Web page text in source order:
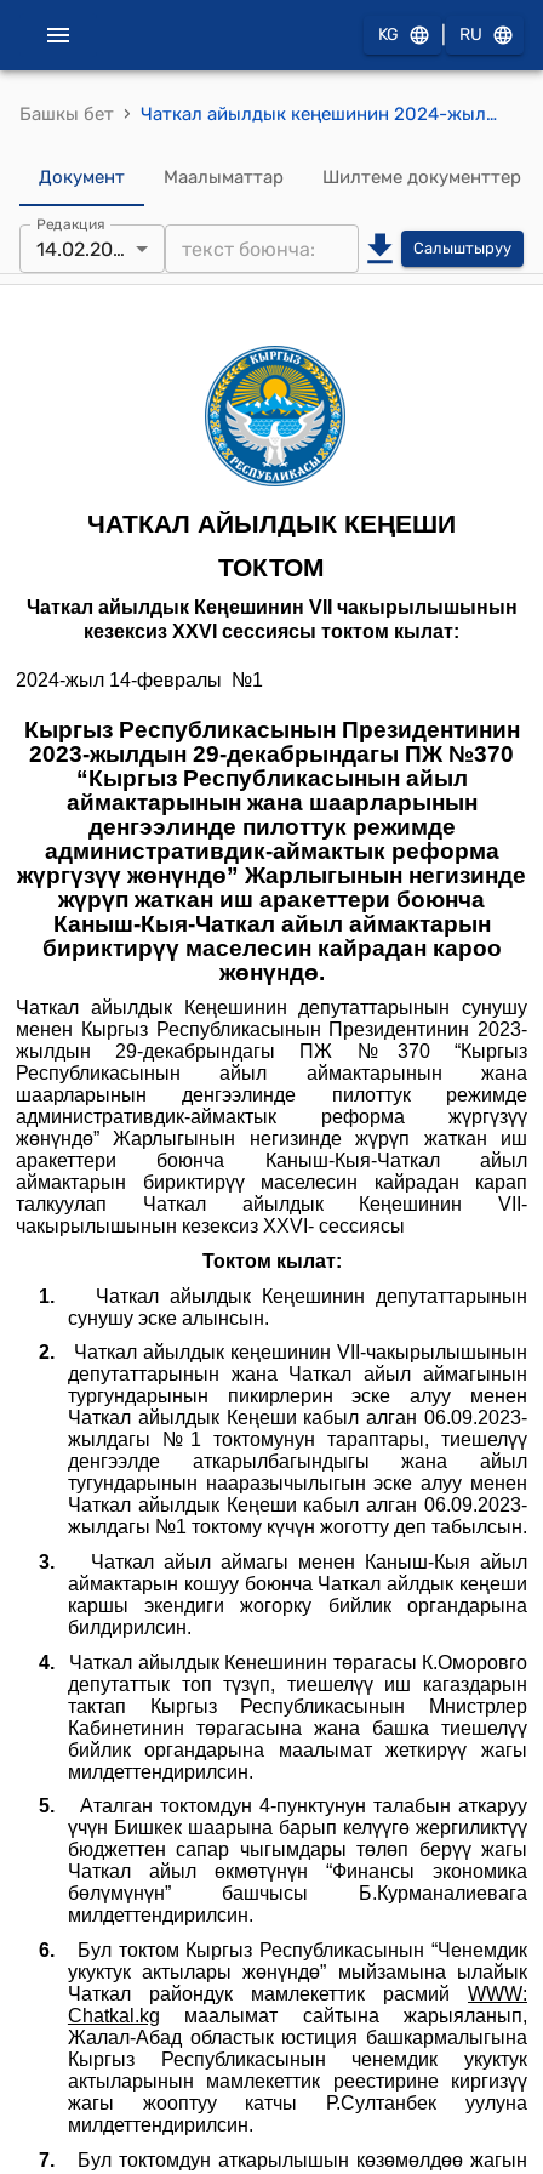
KG RU
Башкы бет › Чаткал айылдык кеңешинин 2024-жылынын 14-февралындагы №1 "Кыргыз Республикасынын Президентинин 2023-жылдын 29-декабрындагы ПЖ №370 “Кыргыз Республикасынын айыл аймактарынын жана шаарларынын денгээлинде пилоттук режимде административдик-аймактык реформа жүргүзүү жөнүндө” Жарлыгынын негизинде жүрүп жаткан иш аракеттери боюнча Каныш-Кыя-Чаткал айыл аймактарын бириктирүү маселесин кайрадан кароо жөнүндө" токтому
Документ Маалыматтар Шилтеме документтер
Редакция
14.02.2024 Салыштыруу